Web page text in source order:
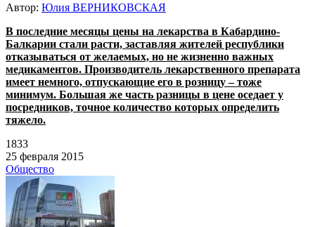
Автор: Юлия ВЕРНИКОВСКАЯ
В последние месяцы цены на лекарства в Кабардино-
Балкарии стали расти, заставляя жителей республики
отказываться от желаемых, но не жизненно важных
медикаментов. Производитель лекарственного препарата
имеет немного, отпускающие его в розницу – тоже
минимум. Большая же часть разницы в цене оседает у
посредников, точное количество которых определить
тяжело.
1833
25 февраля 2015
Общество